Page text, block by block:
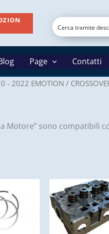
Page Contatti
- 2022 EMOTION /
sono compatibili